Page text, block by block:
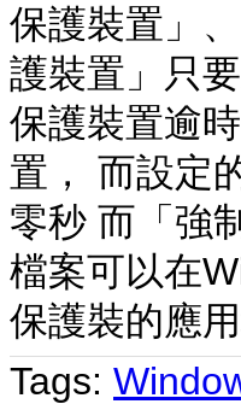
保護裝置」
護裝置」只
保護裝置逾
置， 而設定
零秒 而「強
檔案可以在
保護裝的應
Tags: